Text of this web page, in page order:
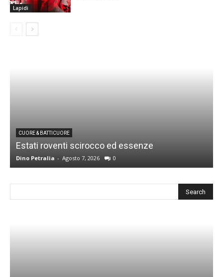
Lapidi
CUORE & BATTICUORE
Estati roventi scirocco ed essenze
Dino Petralia - Agosto 7, 2026 0